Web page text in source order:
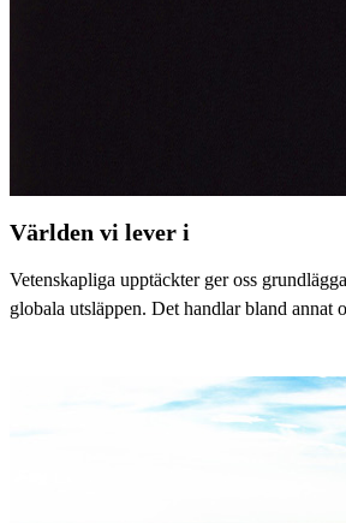
Världen vi lever i
Vetenskapliga upptäckter ger oss
globala utsläppen. Det handlar bland annat